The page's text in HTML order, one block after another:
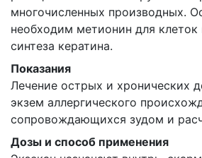
многочисленных производных.
необходим метионин для клеток
синтеза кератина.
Показания
Лечение острых и хронических
экзем аллергического
сопровождающихся зудом и
Дозы и способ применения